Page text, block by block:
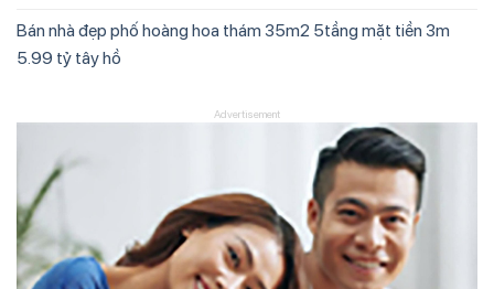
Bán nhà đẹp phố hoàng hoa thám 35m2 5tầng mặt tiền 3m
5.99 tỷ tây hồ
Advertisement